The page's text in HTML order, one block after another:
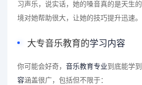
习声乐，说实话，她的嗓音真的是天生
境对她帮助很大，让她的技巧提升迅速。
大专音乐教育的学习内容
你可能会好奇， 音乐教育专业到底能学
容涵盖很广，包括但不限于：